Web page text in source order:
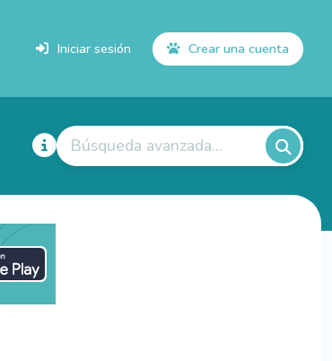
Iniciar sesión Crear una cuenta
Búsqueda avanzada...